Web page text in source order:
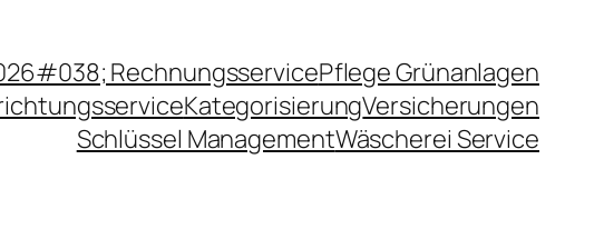
RechnungsservicePflege Grünanlagen
KategorisierungVersicherungen
Schlüssel ManagementWäscherei Service